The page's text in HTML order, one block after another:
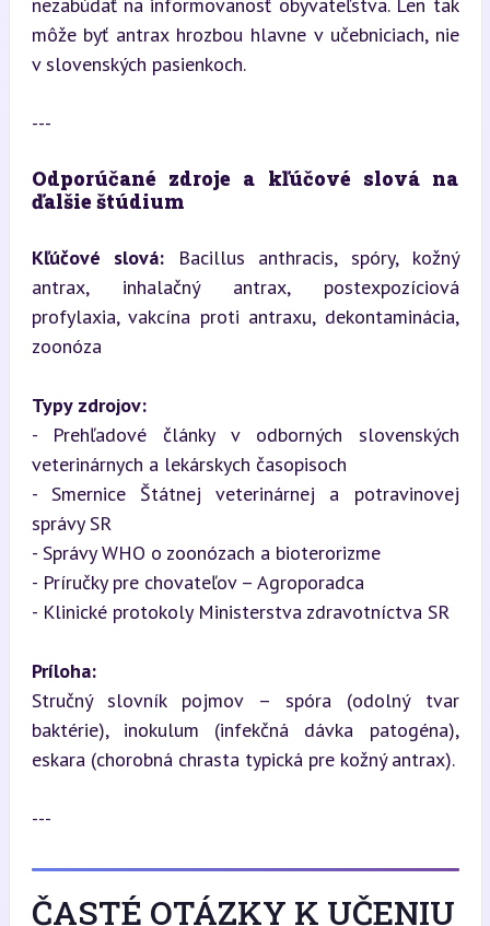
môže byť antrax hrozbou hlavne v učebniciach, nie
v slovenských pasienkoch.
---
Odporúčané zdroje a kľúčové slová na
ďalšie štúdium
Kľúčové slová: Bacillus anthracis, spóry, kožný
antrax, inhalačný antrax, postexpozíciová
profylaxia, vakcína proti antraxu, dekontaminácia,
zoonóza
Typy zdrojov:
- Prehľadové články v odborných slovenských
veterinárnych a lekárskych časopisoch
- Smernice Štátnej veterinárnej a potravinovej
správy SR
- Správy WHO o zoonózach a bioterorizme
- Príručky pre chovateľov – Agroporadca
- Klinické protokoly Ministerstva zdravotníctva SR
Príloha:
Stručný slovník pojmov – spóra (odolný tvar
baktérie), inokulum (infekčná dávka patogéna),
eskara (chorobná chrasta typická pre kožný antrax).
---
ČASTÉ OTÁZKY K UČENIU